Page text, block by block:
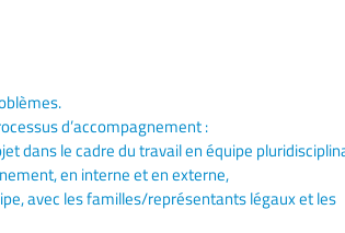
d’accompagnement :
dans le cadre du travail en équipe
en interne et en externe,
avec les familles/représentants légaux et les